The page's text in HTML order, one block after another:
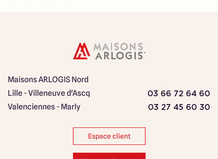
Maisons ARLOGIS Nord
Lille - Villeneuve d'Ascq
03 66 72 64 60
Valenciennes - Marly 03 27 45 60 30
Espace client